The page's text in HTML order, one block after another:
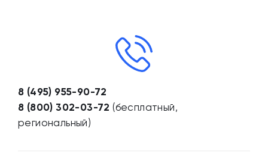
8 (495) 955-90-72
8 (800) 302-03-72 (бесплатный,
региональный)